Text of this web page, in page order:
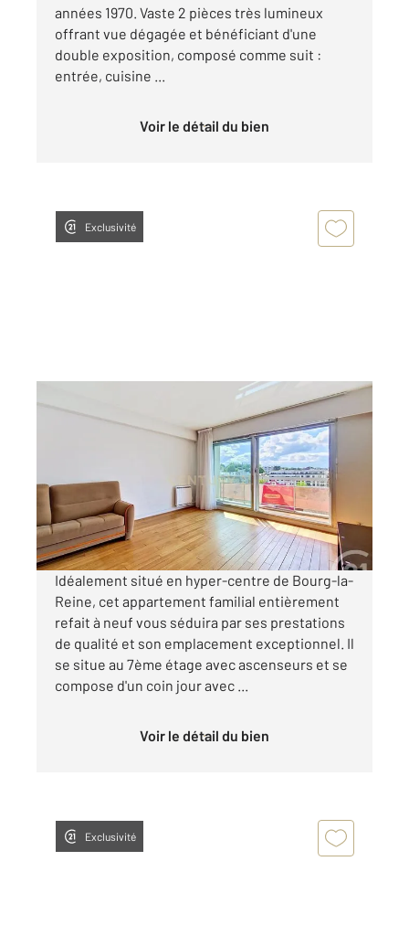
années 1970. Vaste 2 pièces très lumineux
offrant vue dégagée et bénéficiant d'une
double exposition, composé comme suit :
entrée, cuisine ...
Voir le détail du bien
Exclusivité
BOURG LA REINE 92
81,24 m 2, 4 pièces
Appartement F4 à vendre
515 000 €
Visiter le site dédié
Idéalement situé en hyper-centre de Bourg-la-
Reine, cet appartement familial entièrement
refait à neuf vous séduira par ses prestations
de qualité et son emplacement exceptionnel. Il
se situe au 7ème étage avec ascenseurs et se
compose d'un coin jour avec ...
Voir le détail du bien
Exclusivité